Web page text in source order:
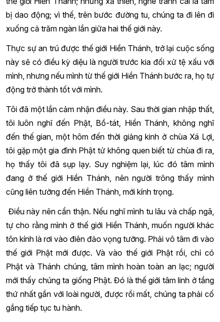
bị dao động; vì thế, trên bước đường tu, chúng ta đi lên đi
xuống cả trăm ngàn lần giữa hai thế giới này.
Thực sự an trú được thế giới Hiền Thánh, trở lại cuộc sống
này sẽ có điều kỳ diệu là người trước kia đối xử tệ xấu với
mình, nhưng nếu mình từ thế giới Hiền Thánh bước ra, họ tự
động trở thành tốt với mình.
Tôi đã một lần cảm nhận điều này. Sau thời gian nhập thất,
tôi luôn nghĩ đến Phật, Bồ-tát, Hiền Thánh, không nghĩ
đến thế gian, một hôm đến thời giảng kinh ở chùa Xá Lợi,
tôi gặp một gia đình Phật tử không quen biết từ chùa đi ra,
họ thấy tôi đã sụp lạy. Suy nghiệm lại, lúc đó tâm mình
đang ở thế giới Hiền Thánh, nên người trông thấy mình
cũng liên tưởng đến Hiền Thánh, mới kính trọng.
Điều này nên cẩn thận. Nếu nghĩ mình tu lâu và chấp ngã,
tự cho rằng mình ở thế giới Hiền Thánh, muốn người khác
tôn kính là rơi vào điên đảo vọng tưởng. Phải vô tâm đi vào
thế giới Phật mới được. Và vào thế giới Phật rồi, chỉ có
Phật và Thánh chúng, tâm mình hoàn toàn an lạc; người
mới thấy chúng ta giống Phật. Đó là thế giới tâm linh ở tầng
thứ nhất gần với loài người, được rồi mất, chúng ta phải cố
gắng tiếp tục tu hành.